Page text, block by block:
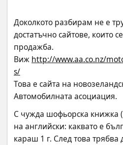
Доколкото разбирам не е
достатъчно сайтове, които
продажба.
Виж http://www.aa.co.nz/
s/
Това е сайта на
Автомобилната асоциация.
С чужда шофьорска книжка
на английски: каквато е
караш 1 г. След това